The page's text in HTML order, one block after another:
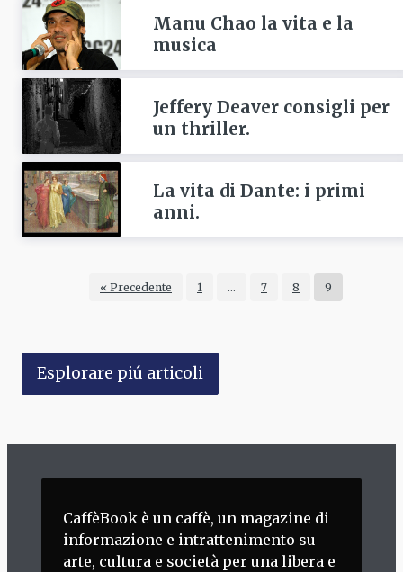
Manu Chao la vita e la
musica
Jeffery Deaver consigli per
un thriller.
La vita di Dante: i primi
anni.
« Precedente 1 … 7 8 9
Esplorare piú articoli
CaffèBook è un caffè, un magazine di
informazione e intrattenimento su
arte, cultura e società per una libera e